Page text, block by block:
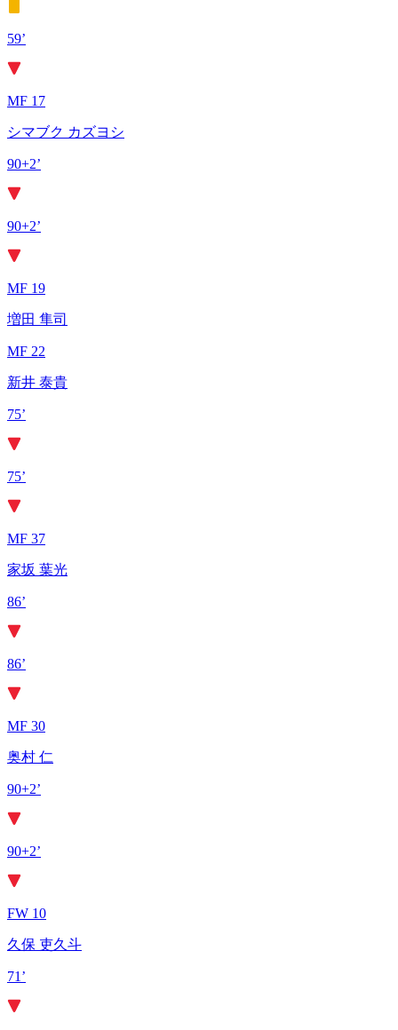
59’
MF 17
シマブク カズヨシ
90+2’
90+2’
MF 19
増田 隼司
MF 22
新井 泰貴
75’
75’
MF 37
家坂 葉光
86’
86’
MF 30
奥村 仁
90+2’
90+2’
FW 10
久保 吏久斗
71’